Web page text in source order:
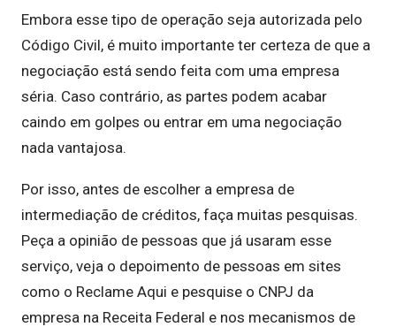
Embora esse tipo de operação seja autorizada pelo
Código Civil, é muito importante ter certeza de que a
negociação está sendo feita com uma empresa
séria. Caso contrário, as partes podem acabar
caindo em golpes ou entrar em uma negociação
nada vantajosa.
Por isso, antes de escolher a empresa de
intermediação de créditos, faça muitas pesquisas.
Peça a opinião de pessoas que já usaram esse
serviço, veja o depoimento de pessoas em sites
como o Reclame Aqui e pesquise o CNPJ da
empresa na Receita Federal e nos mecanismos de